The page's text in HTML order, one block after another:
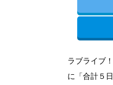
ラブライブ
に「合計５